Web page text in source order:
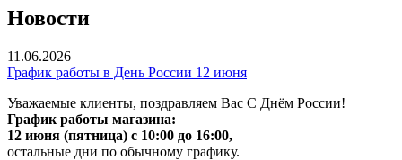
Новости
11.06.2026
График работы в День России 12 июня
Уважаемые клиенты, поздравляем Вас С Днём России!
График работы магазина:
12 июня (пятница) с 10:00 до 16:00,
остальные дни по обычному графику.